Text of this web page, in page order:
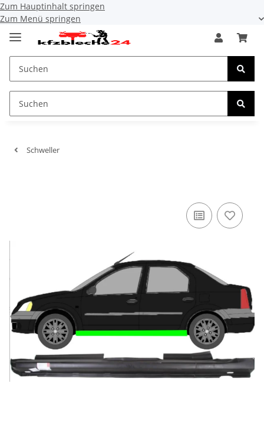
Zum Hauptinhalt springen
Zum Menü springen
Schweller